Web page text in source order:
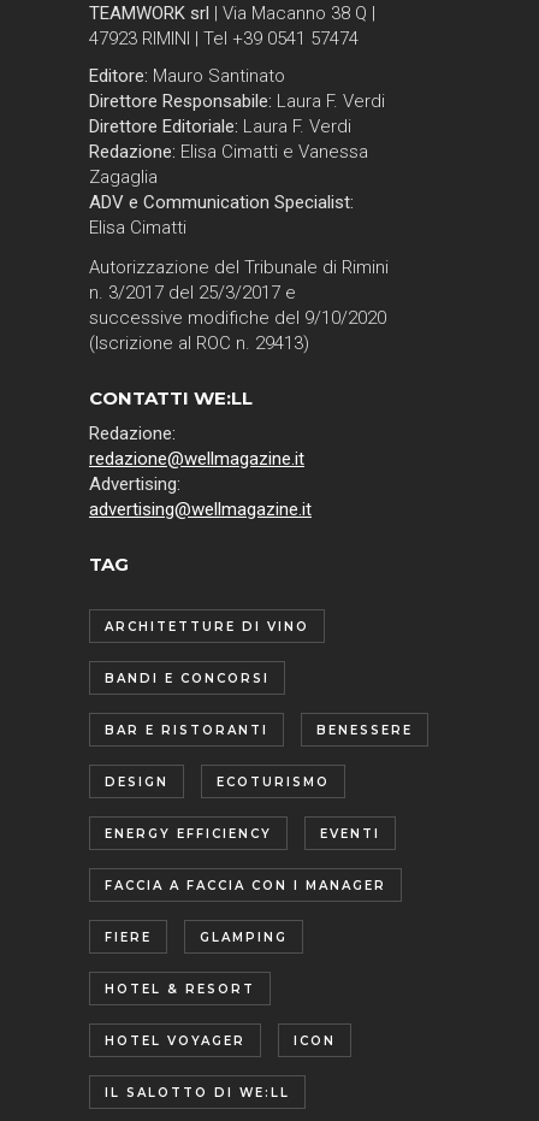
TEAMWORK srl | Via Macanno 38 Q |
47923 RIMINI | Tel +39 0541 57474
Editore: Mauro Santinato
Direttore Responsabile: Laura F. Verdi
Direttore Editoriale: Laura F. Verdi
Redazione: Elisa Cimatti e Vanessa
Zagaglia
ADV e Communication Specialist:
Elisa Cimatti
Autorizzazione del Tribunale di Rimini
n. 3/2017 del 25/3/2017 e
successive modifiche del 9/10/2020
(Iscrizione al ROC n. 29413)
CONTATTI WE:LL
Redazione:
redazione@wellmagazine.it
Advertising:
advertising@wellmagazine.it
TAG
ARCHITETTURE DI VINO
BANDI E CONCORSI
BAR E RISTORANTI BENESSERE
DESIGN ECOTURISMO
ENERGY EFFICIENCY EVENTI
FACCIA A FACCIA CON I MANAGER
FIERE GLAMPING
HOTEL & RESORT
HOTEL VOYAGER ICON
IL SALOTTO DI WE:LL